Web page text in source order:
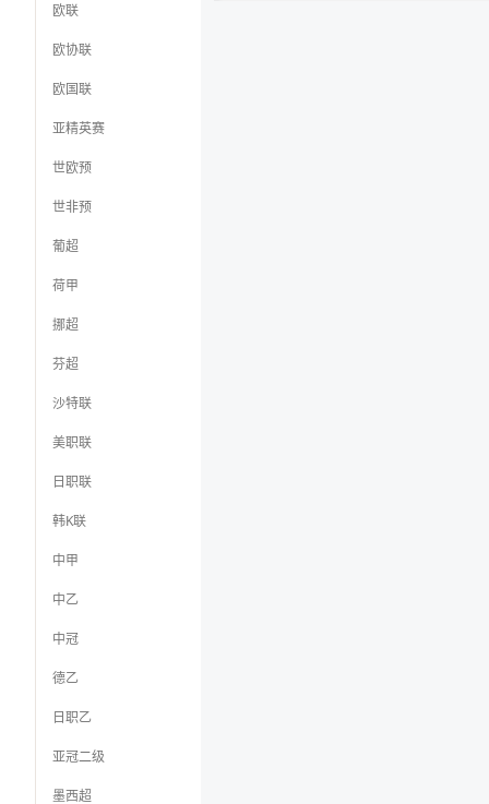
欧联
欧协联
欧国联
亚精英赛
世欧预
世非预
葡超
荷甲
挪超
芬超
沙特联
美职联
日职联
韩K联
中甲
中乙
中冠
德乙
日职乙
亚冠二级
墨西超